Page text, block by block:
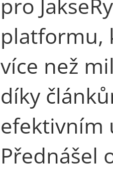
platformu,
více než
díky
efektivním
Přednášel